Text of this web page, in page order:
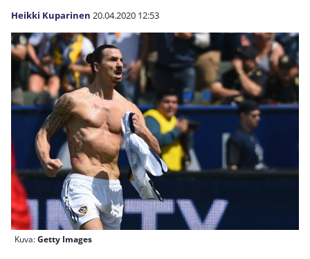
Heikki Kuparinen 20.04.2020 12:53
Kuva:Getty Images